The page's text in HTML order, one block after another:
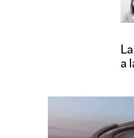
a